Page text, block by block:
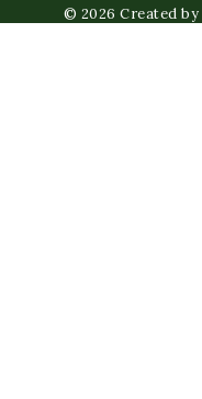
© 2026 Created by